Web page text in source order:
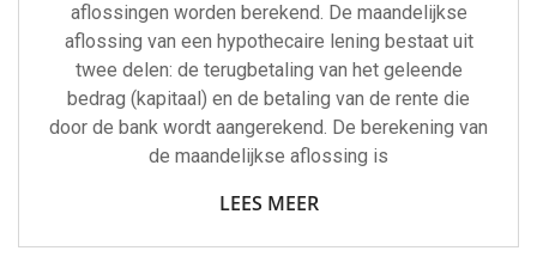
aflossingen worden berekend. De maandelijkse
aflossing van een hypothecaire lening bestaat uit
twee delen: de terugbetaling van het geleende
bedrag (kapitaal) en de betaling van de rente die
door de bank wordt aangerekend. De berekening van
de maandelijkse aflossing is
LEES MEER